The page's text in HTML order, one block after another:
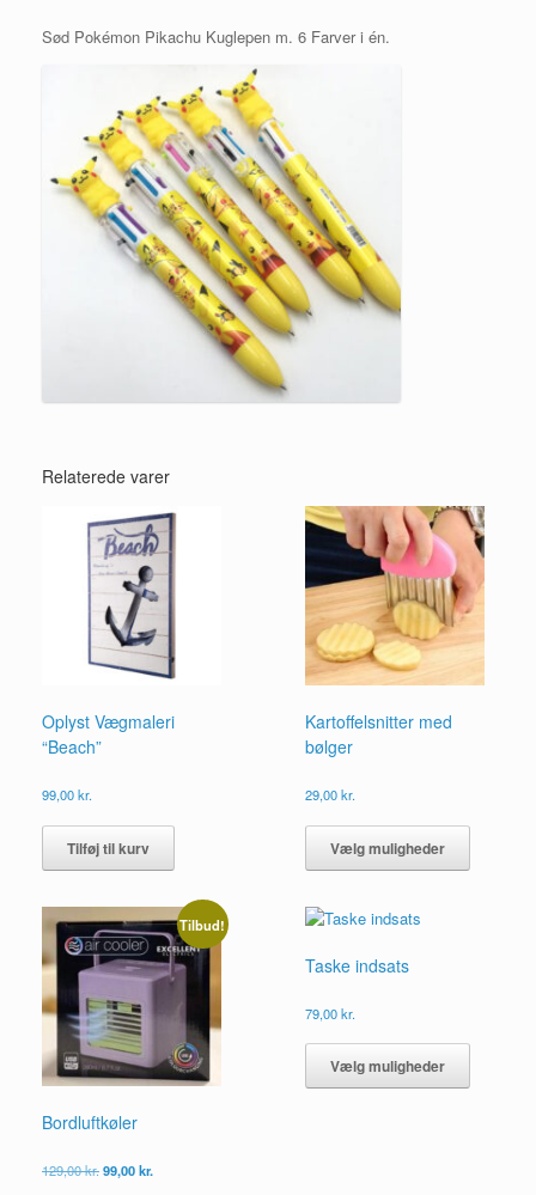
Sød Pokémon Pikachu Kuglepen m. 6 Farver i én.
Relaterede varer
Oplyst Vægmaleri
“Beach”
99,00kr.
Tilføj til kurv
Kartoffelsnitter med
bølger
29,00kr.
Vælg muligheder
Dette
har
Tilbud!
Bordluftkøler
129,00kr.Den
99,00kr.
Taske indsats
79,00kr.
Vælg muligheder
Dette
har